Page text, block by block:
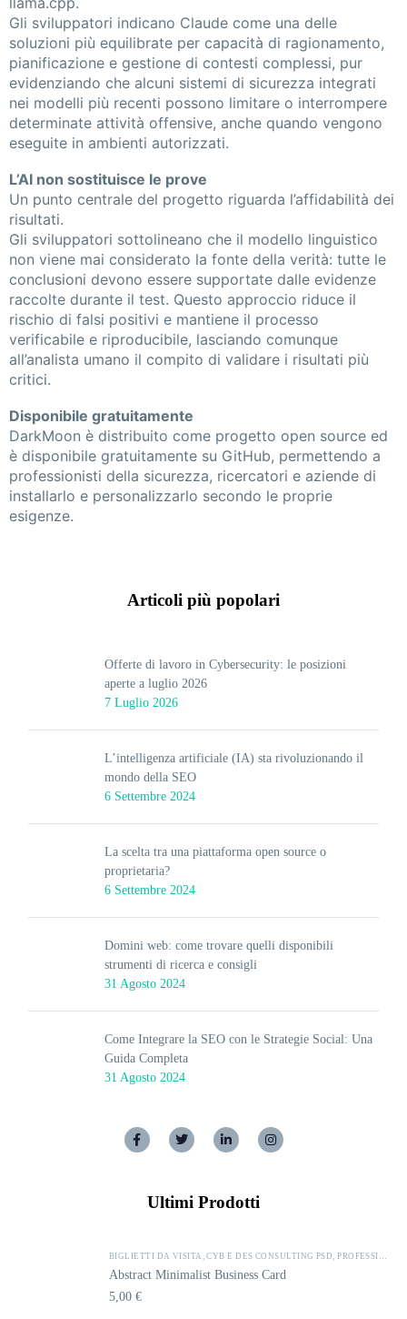
Gli sviluppatori indicano Claude come una delle
soluzioni più equilibrate per capacità di ragionamento,
pianificazione e gestione di contesti complessi, pur
evidenziando che alcuni sistemi di sicurezza integrati
nei modelli più recenti possono limitare o interrompere
determinate attività offensive, anche quando vengono
eseguite in ambienti autorizzati.
L’AI non sostituisce le prove
Un punto centrale del progetto riguarda l’affidabilità dei
risultati.
Gli sviluppatori sottolineano che il modello linguistico
non viene mai considerato la fonte della verità: tutte le
conclusioni devono essere supportate dalle evidenze
raccolte durante il test. Questo approccio riduce il
rischio di falsi positivi e mantiene il processo
verificabile e riproducibile, lasciando comunque
all’analista umano il compito di validare i risultati più
critici.
Disponibile gratuitamente
DarkMoon è distribuito come progetto open source ed
è disponibile gratuitamente su GitHub, permettendo a
professionisti della sicurezza, ricercatori e aziende di
installarlo e personalizzarlo secondo le proprie
esigenze.
Articoli più popolari
Offerte di lavoro in Cybersecurity: le posizioni
aperte a luglio 2026
7 Luglio 2026
L’intelligenza artificiale (IA) sta rivoluzionando il
mondo della SEO
6 Settembre 2024
La scelta tra una piattaforma open source o
proprietaria?
6 Settembre 2024
Domini web: come trovare quelli disponibili
strumenti di ricerca e consigli
31 Agosto 2024
Come Integrare la SEO con le Strategie Social: Una
Guida Completa
31 Agosto 2024
Ultimi Prodotti
BIGLIETTI DA VISITA ,CYB E DES CONSULTING PSD,PROFESSIONAL
Abstract Minimalist Business Card
5,00 €